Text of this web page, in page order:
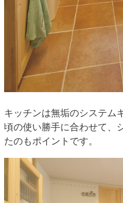
キッチンは無垢のシステム
頃の使い勝手に合わせて、
たのもポイントです。